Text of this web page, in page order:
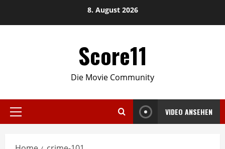
8. August 2026
Score11
Die Movie Community
Primary
VIDEO ANSEHEN